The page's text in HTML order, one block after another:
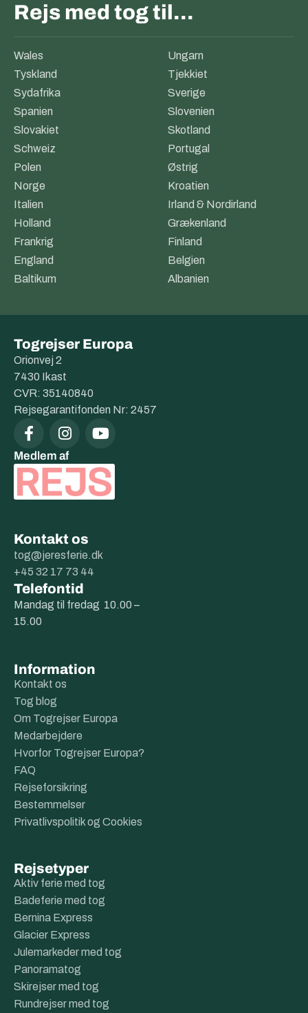
Rejs med tog til…
Wales
Ungarn
Tyskland
Tjekkiet
Sydafrika
Sverige
Spanien
Slovenien
Slovakiet
Skotland
Schweiz
Portugal
Polen
Østrig
Norge
Kroatien
Italien
Irland & Nordirland
Holland
Grækenland
Frankrig
Finland
England
Belgien
Baltikum
Albanien
Togrejser Europa
Orionvej 2
7430 Ikast
CVR: 35140840
Rejsegarantifonden Nr: 2457
Medlem af
Kontakt os
tog@jeresferie.dk
+45 32 17 73 44
Telefontid
Mandag til fredag 10.00 –
15.00
Information
Kontakt os
Tog blog
Om Togrejser Europa
Medarbejdere
Hvorfor Togrejser Europa?
FAQ
Rejseforsikring
Bestemmelser
Privatlivspolitik og Cookies
Rejsetyper
Aktiv ferie med tog
Badeferie med tog
Bernina Express
Glacier Express
Julemarkeder med tog
Panoramatog
Skirejser med tog
Rundrejser med tog